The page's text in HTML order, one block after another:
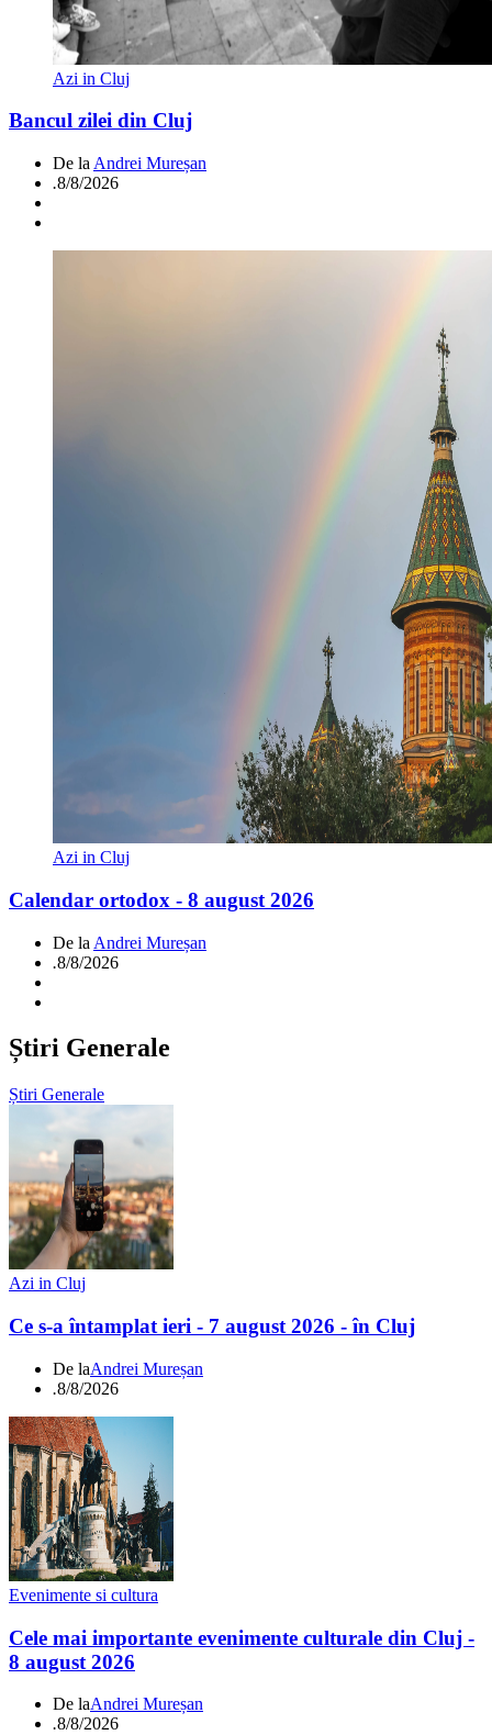
Azi in Cluj
Bancul zilei din Cluj
De la Andrei Mureșan
.8/8/2026
Azi in Cluj
Calendar ortodox - 8 august 2026
De la Andrei Mureșan
.8/8/2026
Știri Generale
Știri Generale
Azi in Cluj
Ce s-a întamplat ieri - 7 august 2026 - în Cluj
De laAndrei Mureșan
.8/8/2026
Evenimente si cultura
Cele mai importante evenimente culturale din Cluj -
8 august 2026
De laAndrei Mureșan
.8/8/2026